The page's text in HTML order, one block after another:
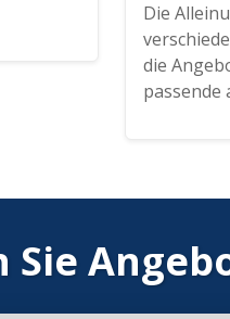
Die
die
passende
Sie